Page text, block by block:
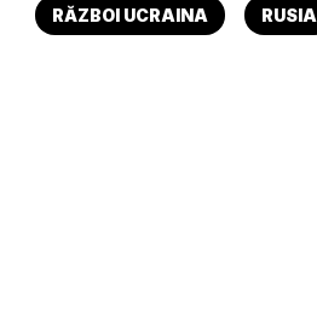
RĂZBOI UCRAINA RUSIA